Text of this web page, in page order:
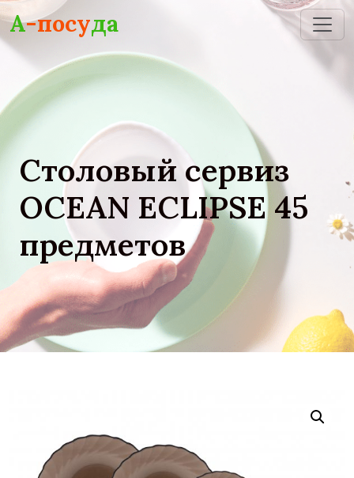
Skip to main content
А-посуда
Столовый сервиз
OCEAN ECLIPSE 45
предметов